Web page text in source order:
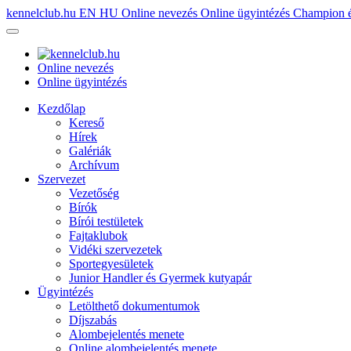
kennelclub.hu EN HU Online nevezés Online ügyintézés Champion
Online nevezés
Online ügyintézés
Kezdőlap
Kereső
Hírek
Galériák
Archívum
Szervezet
Vezetőség
Bírók
Bírói testületek
Fajtaklubok
Vidéki szervezetek
Sportegyesületek
Junior Handler és Gyermek kutyapár
Ügyintézés
Letölthető dokumentumok
Díjszabás
Alombejelentés menete
Online alombejelentés menete